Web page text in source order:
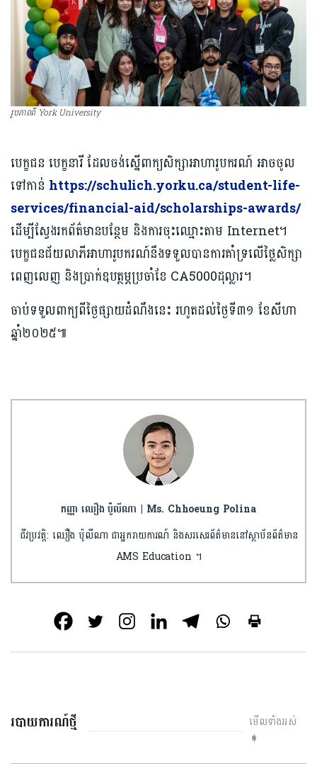
រូបភាពពី York University
បេក្ខជន បេក្ខនារី ដែលចង់ស្នើពាក្យសិក្សាអាហារូបករណ៍ អាចចូល
ទៅកាន់ https://schulich.yorku.ca/student-life-
services/financial-aid/scholarships-awards/
ដើម្បីស្វែងរកព័ត៌មានបន្ថែម និងការចុះឈ្មោះតាម Internet។
បេក្ខជនជ័យលាភីអាហារូបករណ៍នឹងទទួលបានការគាំទ្រលើថ្លៃសិក្សា
ពេញលេញ និងប្រាក់ឧបត្ថម្ភប្រចាំខែ CA5000ដុល្លារ។
ចាប់ទទួលពាក្យពីថ្ងៃផ្សាយដំណឹងនេះ រហូតដល់ថ្ងៃទី៣១ ខែសីហា
ឆ្នាំ២០២៥៕
កញ្ញា ឈឿង ប៉ូលីណា | Ms. Chhoeung Polina
ជីវប្រវត្តិ: ឈឿង ប៉ូលីណា ជាអ្នករាយការណ៍ និងសរសេរព័ត៌មាននៅស្ថាប័នព័ត៌មាន
AMS Education ។
របាយការណ៍ថ្មី
មើលទាំងអស់
➧